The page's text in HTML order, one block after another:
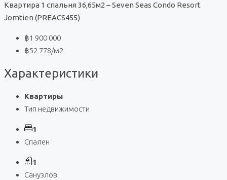
Квартира 1 спальня 36,65м2 – Seven Seas Condo Resort
Jomtien (PREACS455)
฿1 900 000
฿52 778/м2
Характеристики
Квартиры
Тип недвижимости
1
Спален
1
Санузлов